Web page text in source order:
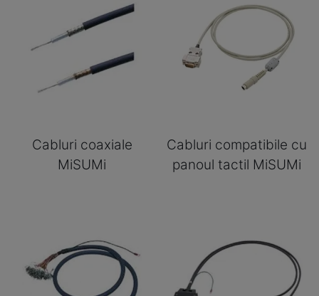
Cabluri coaxiale
MiSUMi
Cabluri compatibile cu
panoul tactil MiSUMi